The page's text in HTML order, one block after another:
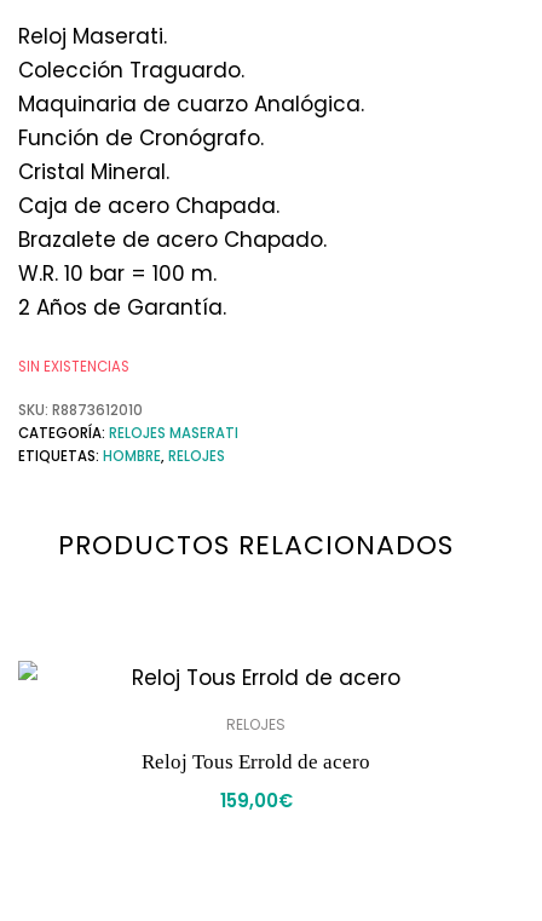
Reloj Maserati.
Colección Traguardo.
Maquinaria de cuarzo Analógica.
Función de Cronógrafo.
Cristal Mineral.
Caja de acero Chapada.
Brazalete de acero Chapado.
W.R. 10 bar = 100 m.
2 Años de Garantía.
SIN EXISTENCIAS
SKU: R8873612010
CATEGORÍA: RELOJES MASERATI
ETIQUETAS: HOMBRE,RELOJES
PRODUCTOS RELACIONADOS
RELOJES
Reloj Tous Errold de acero
159,00€